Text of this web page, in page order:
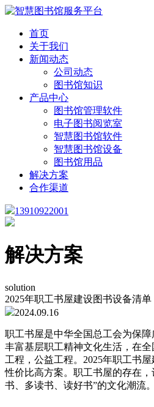
首页
关于我们
新闻动态
公司动态
图书馆知识
产品中心
图书馆管理软件
电子图书阅览室
智慧图书馆软件
智慧图书馆设备
图书馆用品
解决方案
合作渠道
13910922001
解决方案
solution
2025年职工书屋建设图书设备清单
2024.09.16
职工书屋是中华全国总工会为保障
丰富基层职工精神文化生活，在
工程，公益工程。2025年职工书
性价比高方案。职工书屋的存在
书、多读书、读好书”的文化潮流。